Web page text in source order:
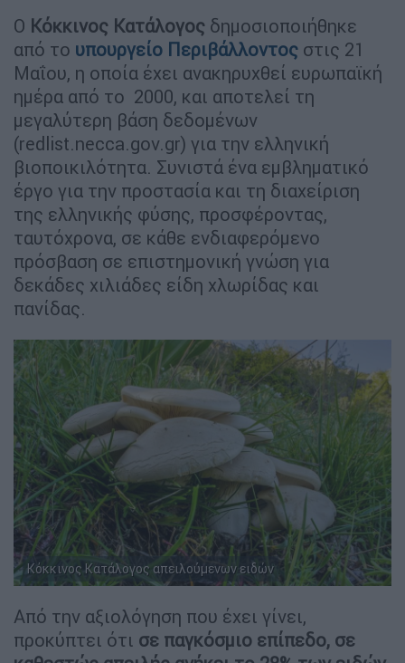
Ο Κόκκινος Κατάλογος δημοσιοποιήθηκε
από το υπουργείο Περιβάλλοντος στις 21
Μαΐου, η οποία έχει ανακηρυχθεί ευρωπαϊκή
ημέρα από το 2000, και αποτελεί τη
μεγαλύτερη βάση δεδομένων
(redlist.necca.gov.gr) για την ελληνική
βιοποικιλότητα. Συνιστά ένα εμβληματικό
έργο για την προστασία και τη διαχείριση
της ελληνικής φύσης, προσφέροντας,
ταυτόχρονα, σε κάθε ενδιαφερόμενο
πρόσβαση σε επιστημονική γνώση για
δεκάδες χιλιάδες είδη χλωρίδας και
πανίδας.
Κόκκινος Κατάλογος απειλούμενων ειδών
Από την αξιολόγηση που έχει γίνει,
προκύπτει ότι σε παγκόσμιο επίπεδο, σε